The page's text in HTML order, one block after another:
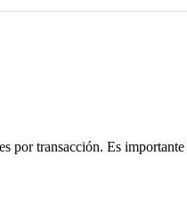
transacción. Es